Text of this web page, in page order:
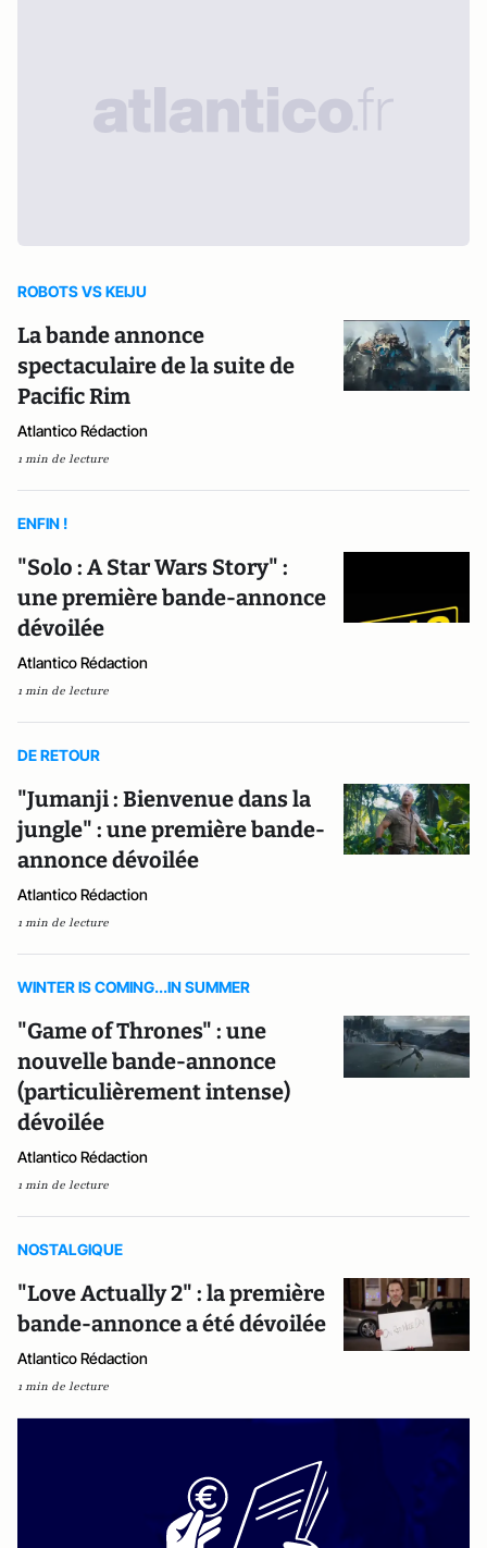
ROBOTS VS KEIJU
La bande annonce
spectaculaire de la suite de
Pacific Rim
Atlantico Rédaction
1 min de lecture
ENFIN !
"Solo : A Star Wars Story" :
une première bande-annonce
dévoilée
Atlantico Rédaction
1 min de lecture
DE RETOUR
"Jumanji : Bienvenue dans la
jungle" : une première bande-
annonce dévoilée
Atlantico Rédaction
1 min de lecture
WINTER IS COMING...IN SUMMER
"Game of Thrones" : une
nouvelle bande-annonce
(particulièrement intense)
dévoilée
Atlantico Rédaction
1 min de lecture
NOSTALGIQUE
"Love Actually 2" : la première
bande-annonce a été dévoilée
Atlantico Rédaction
1 min de lecture